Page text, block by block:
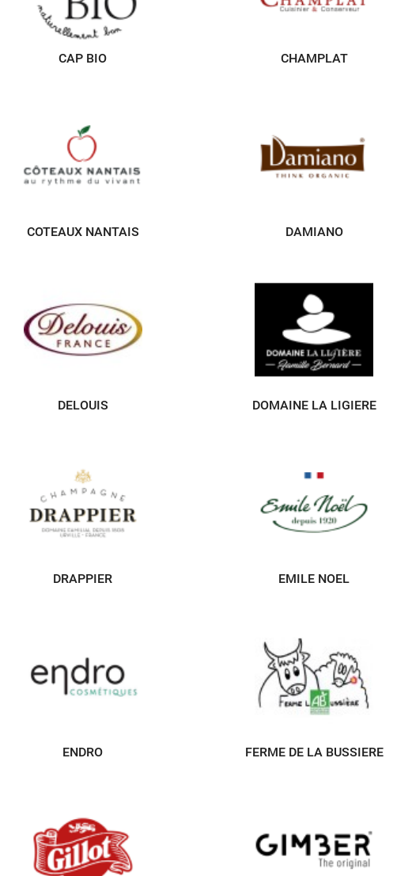
CAP BIO CHAMPLAT
COTEAUX NANTAIS DAMIANO
DELOUIS DOMAINE LA LIGIERE
DRAPPIER EMILE NOEL
ENDRO FERME DE LA BUSSIERE